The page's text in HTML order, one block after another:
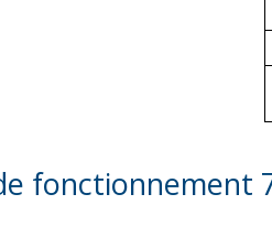
fonctionnement